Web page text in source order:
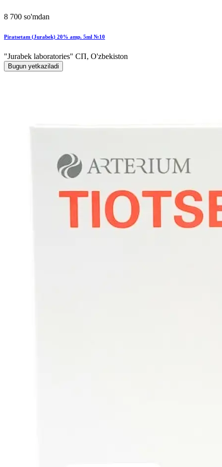
8 700 so'mdan
Piratsetam (Jurabek) 20% amp. 5ml №10
"Jurabek laboratories" СП, O'zbekiston
Bugun yetkaziladi